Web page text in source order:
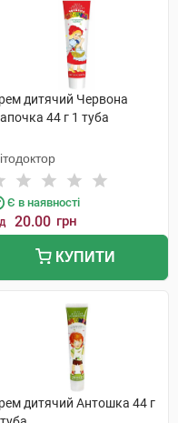
дитячий Червона
44 г 1 туба
Є в наявності
20.00 грн
КУПИТИ
дитячий Антошка 44 г